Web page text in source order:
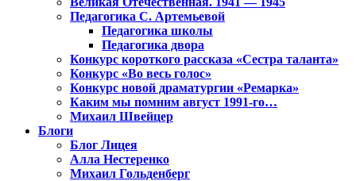
Педагогика С. Артемьевой
Педагогика школы
Педагогика двора
Конкурс короткого рассказа «Сестра таланта»
Конкурс «Во весь голос»
Конкурс новой драматургии «Ремарка»
Каким мы помним август 1991-го…
Михаил Швейцер
Блоги
Блог Лицея
Алла Нестеренко
Михаил Гольденберг